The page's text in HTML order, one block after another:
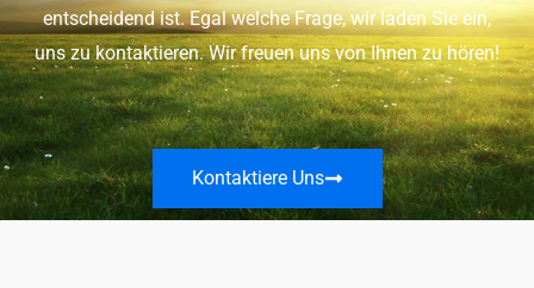
entscheidend ist. Egal welche Frage, wir laden Sie ein,
uns zu kontaktieren. Wir freuen uns von Ihnen zu hören!
Kontaktiere Uns